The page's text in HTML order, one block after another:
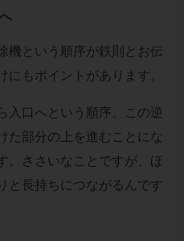
機という順序が鉄則とお伝
もポイントがあります。
入口へという順序。この逆
た部分の上を進むことにな
。ささいなことですが、ほ
と長持ちにつながるんです